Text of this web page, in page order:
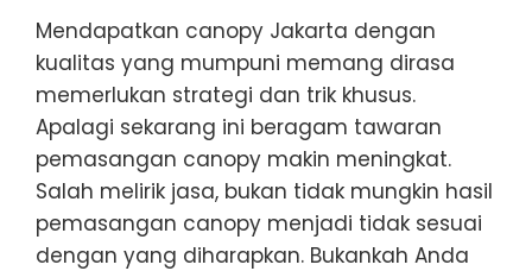
Mendapatkan canopy Jakarta dengan
kualitas yang mumpuni memang dirasa
memerlukan strategi dan trik khusus.
Apalagi sekarang ini beragam tawaran
pemasangan canopy makin meningkat.
Salah melirik jasa, bukan tidak mungkin hasil
pemasangan canopy menjadi tidak sesuai
dengan yang diharapkan. Bukankah Anda